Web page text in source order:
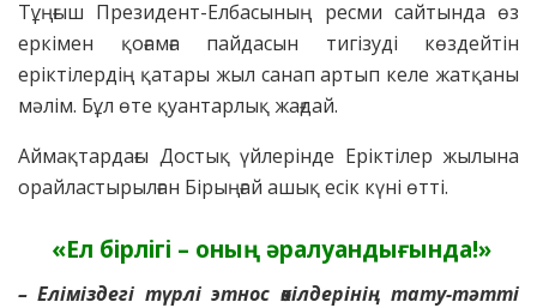
Тұңғыш Президент-Елбасының ресми сайтында өз
еркімен қоғамға пайдасын тигізуді көздейтін
еріктілердің қатары жыл санап артып келе жатқаны
мәлім. Бұл өте қуантарлық жағдай.
Аймақтардағы Достық үйлерінде Еріктілер жылына
орайластырылған Бірыңғай ашық есік күні өтті.
«Ел бірлігі – оның әралуандығында!»
– Еліміздегі түрлі этнос өкілдерінің тату-тәтті